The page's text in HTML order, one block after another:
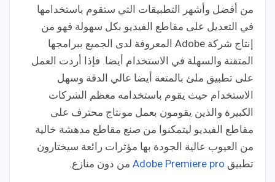
من أفضل وأشهر التطبيقات التي ستقوم باستخدامها
في التعديل على مقاطع الفيديو بكل سهولة فهو من
إنتاج شركة Adobe المعروفة لدى الجميع ببرامجها
المتقنة والسهلة في الاستخدام أيضا. فإذا أردت العمل
على تطبيق ملئ بالمتعة أيضا عالي الدقة وسهل
الاستخدام حيث يقوم باستخدامه معظم الشركات
الكبيرة والذين يقومون بعمل مونتاج محترف على
مقاطع الفيديو ليتمكنوا من صنع مقاطع مدهشة خالية
من العيوب عالية الجودة بها مؤثرات رائعة سيختارون
تطبيق Adobe Premiere pro من دون منازع.